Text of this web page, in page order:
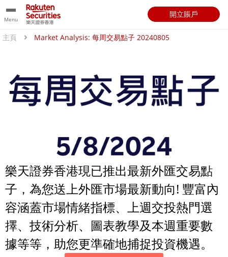
Menu
開立賬戶
主頁 Market Analysis: 每周交易點子 20240805
樂天證券香港現已推出最新外匯交易點
子，為您送上外匯市場最新動向! 豐富內
容涵蓋市場情緒指標、上週交投熱門選
擇、技術分析、圖表教學及本週重要數
據等等，助您更準確地捕捉投資機遇。